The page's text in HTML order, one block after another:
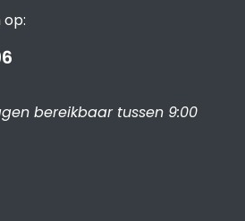
op:
bereikbaar tussen 9:00